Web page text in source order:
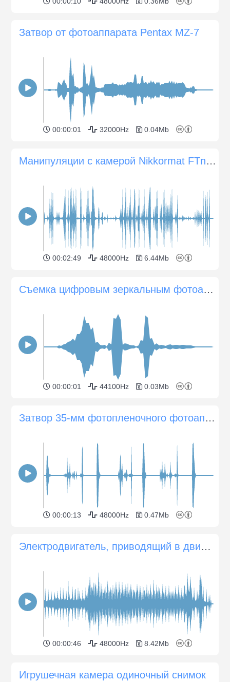
Затвор от фотоаппарата Pentax MZ-7
00:00:01 32000Hz 0.04Mb
Манипуляции с камерой Nikkormat FTn и объективом 50 мм f/1,8
00:02:49 48000Hz 6.44Mb
Съемка цифровым зеркальным фотоаппаратом одного кадра
00:00:01 44100Hz 0.03Mb
Затвор 35-мм фотопленочного фотоаппарата Pentax Spotmatic SP
00:00:13 48000Hz 0.47Mb
Электродвигатель, приводящий в движение 16-мм камеру Bolex
00:00:46 48000Hz 8.42Mb
Игрушечная камера одиночный снимок